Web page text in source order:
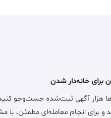
برای خانه‌دار شدن
هزار آگهی ثبت‌شده جست‌وجو
و برای انجام معامله‌ای مطمئن، با